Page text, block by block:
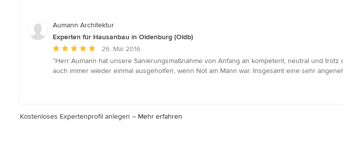
Aumann Architektur
Experten für Hausanbau in Oldenburg (Oldb)
Durchschnittliche
Bewertung:
5
26. Mai 2016
“Herr Aumann hat unsere Sanierungsmaßnahme von Anfang an kompetent, neutral und
auch immer wieder einmal ausgeholfen, wenn Not am Mann war. Insgesamt eine sehr
Kostenloses Expertenprofil anlegen – Mehr erfahren